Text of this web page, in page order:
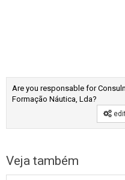
Are you responsable for
Formação Náutica, Lda?
Veja também